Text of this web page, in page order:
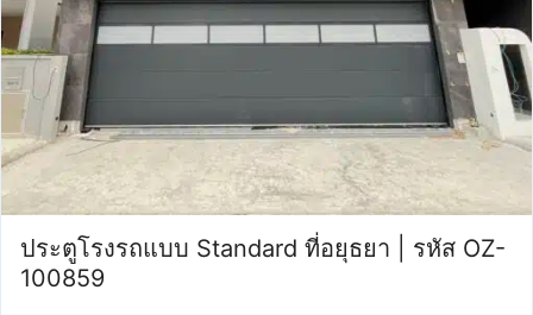
ประตูโรงรถแบบ Standard ที่อยุธยา | รหัส OZ-
100859